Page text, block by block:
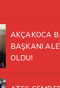
AKÇAKOCA
BAŞKANI
OLDU!